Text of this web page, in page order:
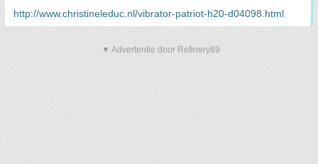
http://www.christineleduc.nl/vibrator-patriot-h20-d04098.html
▼ Advertentie door Refinery89